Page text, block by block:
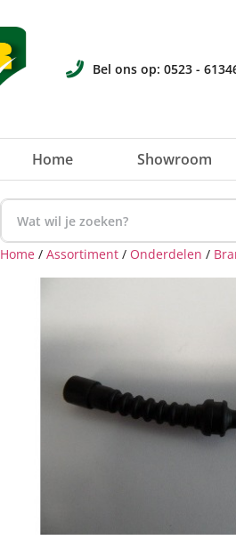
Bel ons op: 0523 -
Home Showroom
Home / Assortiment / Onderdelen /